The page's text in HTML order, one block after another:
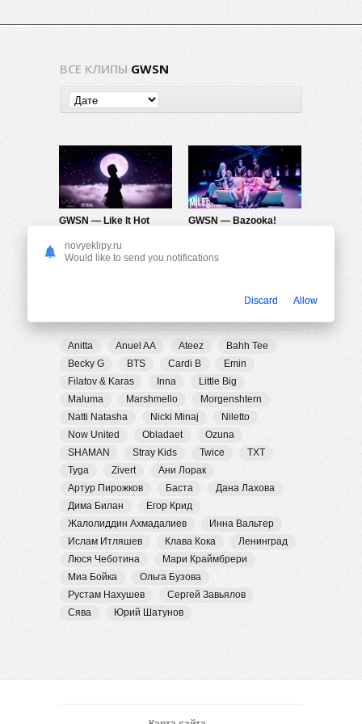
ВСЕ КЛИПЫ GWSN
GWSN — Like It Hot
GWSN — Bazooka!
Anitta Anuel AA Ateez
Bahh Tee
Becky G
BTS Cardi B
Emin
Filatov & Karas
Inna
Little Big
Maluma
Marshmello
Morgenshtern
Natti Natasha
Nicki Minaj
Niletto
Now United
Obladaet
Ozuna
SHAMAN
Stray Kids Twice
TXT
Tyga
Zivert
Ани Лорак
Артур Пирожков
Баста
Дана Лахова
Дима Билан
Егор Крид
Жалолиддин Ахмадалиев
Инна Вальтер
Ислам Итляшев
Клава Кока
Ленинград
Люся Чеботина
Мари Краймбрери
Миа Бойка
Ольга Бузова
Рустам Нахушев
Сергей Завьялов
Сява
Юрий Шатунов
novyeklipy.ru
Would like to send you notifications
Discard Allow